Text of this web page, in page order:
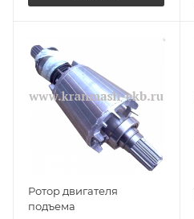
Ротор двигателя
подъема